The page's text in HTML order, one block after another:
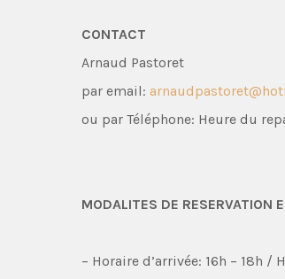
CONTACT
Arnaud Pastoret
par email:
ou par Téléphone: Heure du
MODALITES DE RESERVATION
– Horaire d’arrivée: 16h – 18h /